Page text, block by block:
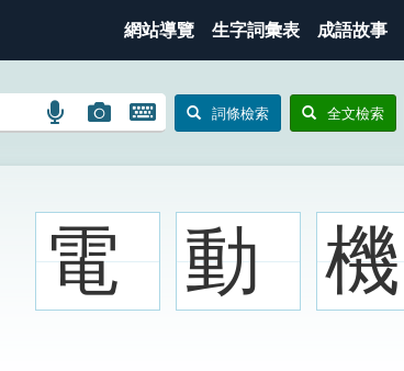
網站導覽 生字詞彙表 成語故事
語
搜
圖
示
圖
搜
圖
示
開
鍵
圖
詞條檢索 全文檢索
電 動 機